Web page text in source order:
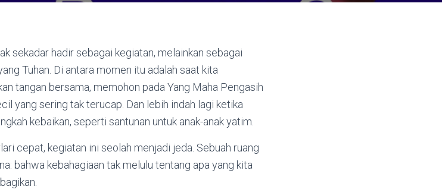
sekadar hadir sebagai kegiatan, melainkan sebagai
Tuhan. Di antara momen itu adalah saat kita
tangan bersama, memohon pada Yang Maha Pengasih
yang sering tak terucap. Dan lebih indah lagi ketika
kebaikan, seperti santunan untuk anak-anak yatim.
cepat, kegiatan ini seolah menjadi jeda. Sebuah ruang
bahwa kebahagiaan tak melulu tentang apa yang kita